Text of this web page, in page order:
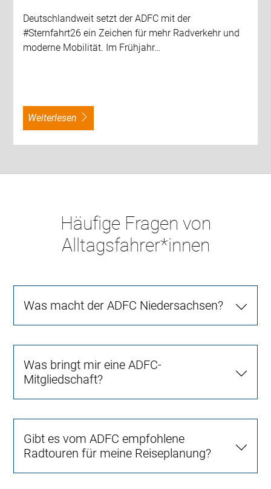
Deutschlandweit setzt der ADFC mit der
#Sternfahrt26 ein Zeichen für mehr Radverkehr und
moderne Mobilität. Im Frühjahr…
weiterlesen
Häufige Fragen von
Alltagsfahrer*innen
Was macht der ADFC Niedersachsen?
Was bringt mir eine ADFC-
Mitgliedschaft?
Gibt es vom ADFC empfohlene
Radtouren für meine Reiseplanung?